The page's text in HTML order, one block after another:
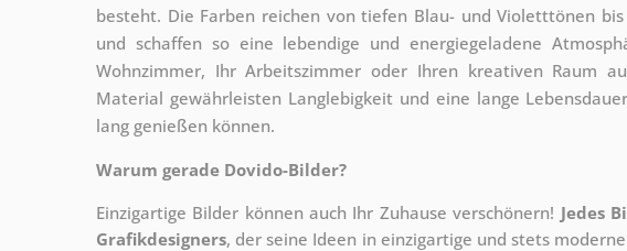
besteht. Die Farben reichen von tiefen Blau- und Violetttönen
und schaffen so eine lebendige und energiegeladene
Wohnzimmer, Ihr Arbeitszimmer oder Ihren kreativen Raum
Material gewährleisten Langlebigkeit und eine lange
lang genießen können.
Warum gerade Dovido-Bilder?
Einzigartige Bilder können auch Ihr Zuhause verschönern! Jedes
Grafikdesigners, der seine Ideen in einzigartige und stets